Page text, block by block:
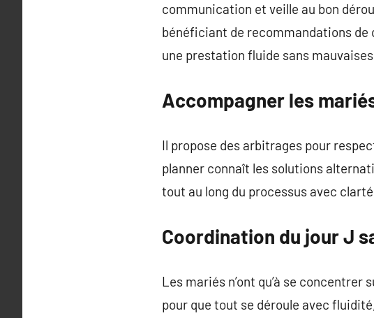
communication et veille au bon
bénéficiant de recommandations
une prestation fluide sans
Accompagner les
Il propose des arbitrages pour
planner connaît les solutions
tout au long du processus avec
Coordination du jour J
Les mariés n’ont qu’à se
pour que tout se déroule avec